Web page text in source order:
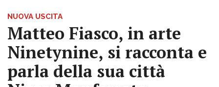
NUOVA USCITA
Matteo Fiasco, in arte
Ninetynine, si racconta e
parla della sua città